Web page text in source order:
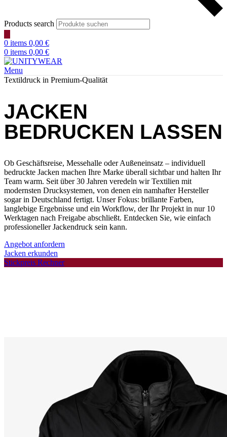
Products search
0 items 0,00 €
0 items 0,00 €
Menu
Textildruck in Premium‑Qualität
JACKEN
BEDRUCKEN LASSEN
Ob Geschäftsreise, Messehalle oder Außeneinsatz – individuell
bedruckte Jacken machen Ihre Marke überall sichtbar und halten Ihr
Team warm. Seit über 30 Jahren veredeln wir Textilien mit
modernsten Drucksystemen, von denen ein namhafter Hersteller
sogar in Deutschland fertigt. Unser Fokus: brillante Farben,
langlebige Ergebnisse und ein Workflow, der Ihr Projekt in nur 10
Werktagen nach Freigabe abschließt. Entdecken Sie, wie einfach
professioneller Jackendruck sein kann.
Angebot anfordern
Jacken erkunden
Stickpreis Rechner